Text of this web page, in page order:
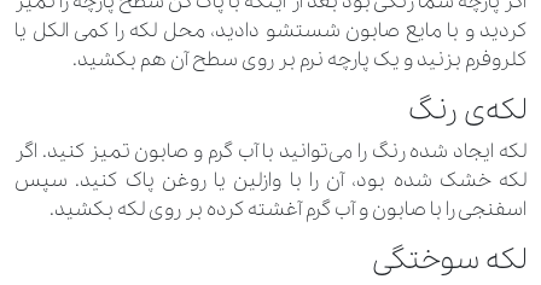
کردید و با مایع صابون شستشو دادید، محل لکه را کمی الکل یا
کلروفرم بزنید و یک پارچه نرم بر روی سطح آن هم بکشید.
لکه‌ی رنگ
لکه ایجاد شده رنگ را ‌می‌توانید با آب گرم و صابون تمیز کنید. اگر
لکه خشک شده بود، آن را با وازلین یا روغن پاک کنید. سپس
اسفنجی را با صابون و آب گرم آغشته کرده بر روی لکه بکشید.
لکه سوختگی